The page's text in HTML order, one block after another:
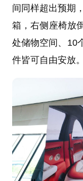
间同样超出预期
箱，右侧座椅放
处储物空间、10
件皆可自由安放。